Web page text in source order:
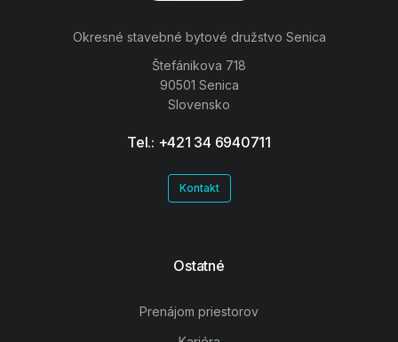
Okresné stavebné bytové družstvo Senica
Štefánikova 718
90501 Senica
Slovensko
Tel.: +421 34 6940711
Kontakt
Ostatné
Prenájom priestorov